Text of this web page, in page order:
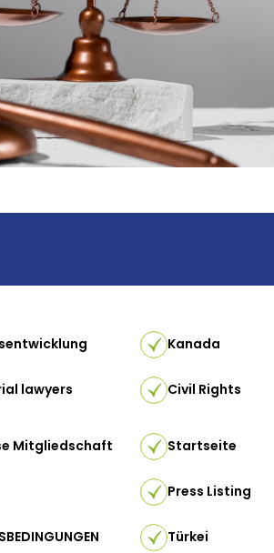
Kanada
lawyers Civil Rights
Mitgliedschaft Startseite
Press Listing
Türkei